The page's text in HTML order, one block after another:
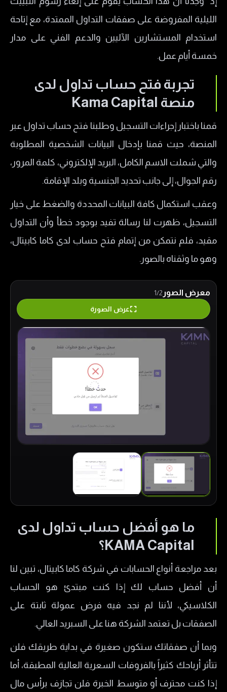
الليلية المفروضة على صفقات التداول الممتدة، مع إتاحة
استخدام المستشارين الآليين والدعم الفني على مدار
خمسة أيام عمل.
تجربة فتح حساب تداول لدى
منصة Kama Capital
​قمنا باختبار إجراءات التسجيل وطلبنا فتح حساب تداول عبر
المنصة، حيث قمنا بإدخال البيانات الشخصية المطلوبة
والتي شملت الاسم الكامل، البريد الإلكتروني، كلمة المرور،
رقم الجوال، إلى جانب تحديد الجنسية وبلد الإقامة.
وعقب استكمال كافة البيانات المحددة والضغط على خيار
التسجيل، ظهرت لنا رسالة تفيد بوجود خطأ وأن التداول
مقيد، فلم نتمكن من إتمام فتح حساب لدى كاما كابيتال،
وهو ما وثقناه بالصور.
معرض الصور 1/2
عرض الصورة
ما هو أفضل حساب تداول لدى
KAMA Capital؟
بعد مراجعة أنواع الحسابات في شركة كاما كابيتال، تبين لنا
أن أفضل حساب لك إذا كنت مبتدئ هو الحساب
الكلاسيكي، لأننا لم نجد فيه فرض عمولة ثابتة على
الصفقات بل تعتمد الشركة هنا على السبريد العالي.
وبما أن صفقاتك ستكون صغيرة في بداية طريقك فلن
تتأثر أرباحك كثيراً بالفروفات السعرية العالية المطبقة، أما
إذا كنت محترف أو متوسط الخبرة فلن تجازف برأس مال